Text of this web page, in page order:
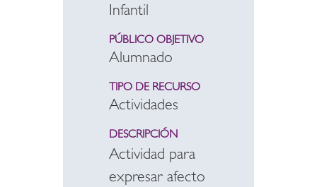
Infantil
PÚBLICO OBJETIVO
Alumnado
TIPO DE RECURSO
Actividades
DESCRIPCIÓN
Actividad para
expresar afecto